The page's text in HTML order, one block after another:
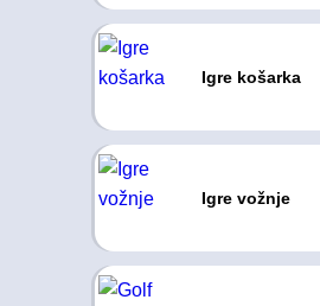
Igre košarka
Igre vožnje